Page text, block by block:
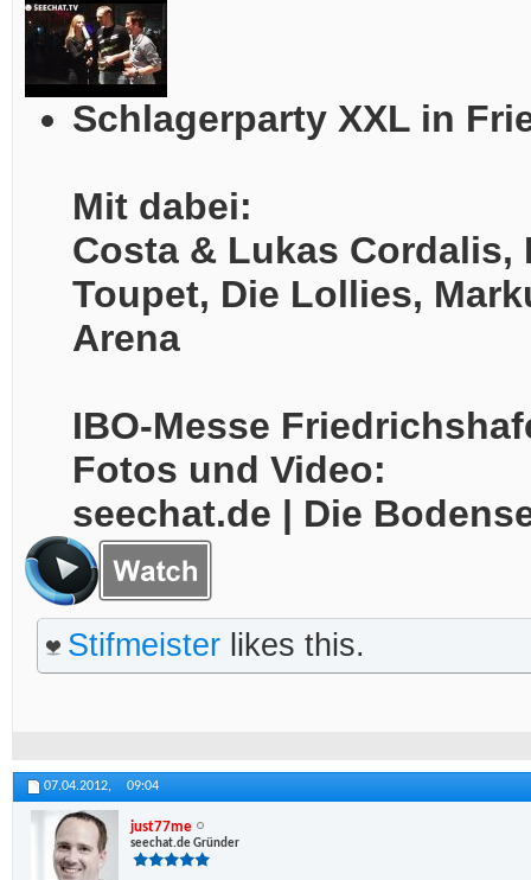
Schlagerparty XXL in
Mit dabei:
Costa & Lukas Cordalis,
Toupet, Die Lollies,
Arena
IBO-Messe
Fotos und Video:
seechat.de | Die
Stifmeister likes this.
07.04.2012, 09:04
just77me
seechat.de Gründer